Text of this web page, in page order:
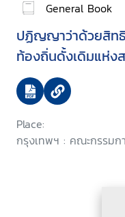
General Book
ปฏิญญาว่าด้วยสิท
ท้องถิ่นดั้งเดิมแห่ง
Place:
กรุงเทพฯ : คณะกรรมก